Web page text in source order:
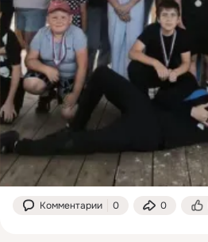
Комментарии 0 0